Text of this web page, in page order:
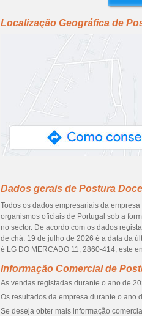
Localização Geográfica de
Dados gerais de Postura
Todos os dados empresariais da empresa
organismos oficiais de Portugal sob a
no sector. De acordo com os dados
de chá. 19 de julho de 2026 é a data da
é LG DO MERCADO 11, 2860-414, este
Informação Comercial de
As vendas registadas durante o ano de
Os resultados da empresa durante o ano
Se deseja obter mais informação